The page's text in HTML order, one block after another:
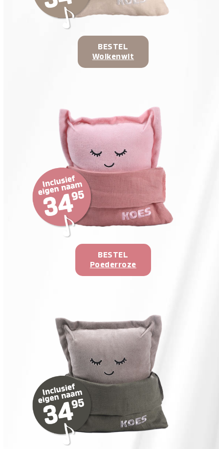
BESTEL
Wolkenwit
BESTEL
Poederroze